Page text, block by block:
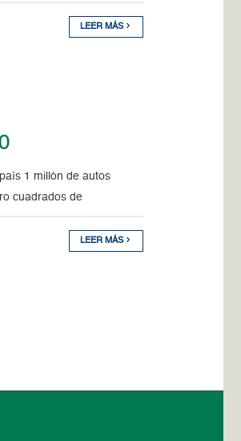
LEER MÁS
1 millón de autos
cuadrados de
LEER MÁS